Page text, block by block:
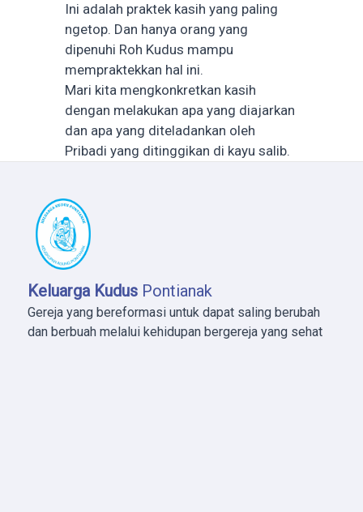
Ini adalah praktek kasih yang paling
ngetop. Dan hanya orang yang
dipenuhi Roh Kudus mampu
mempraktekkan hal ini.
Mari kita mengkonkretkan kasih
dengan melakukan apa yang diajarkan
dan apa yang diteladankan oleh
Pribadi yang ditinggikan di kayu salib.
Keluarga Kudus Pontianak
Gereja yang bereformasi untuk dapat saling berubah
dan berbuah melalui kehidupan bergereja yang sehat